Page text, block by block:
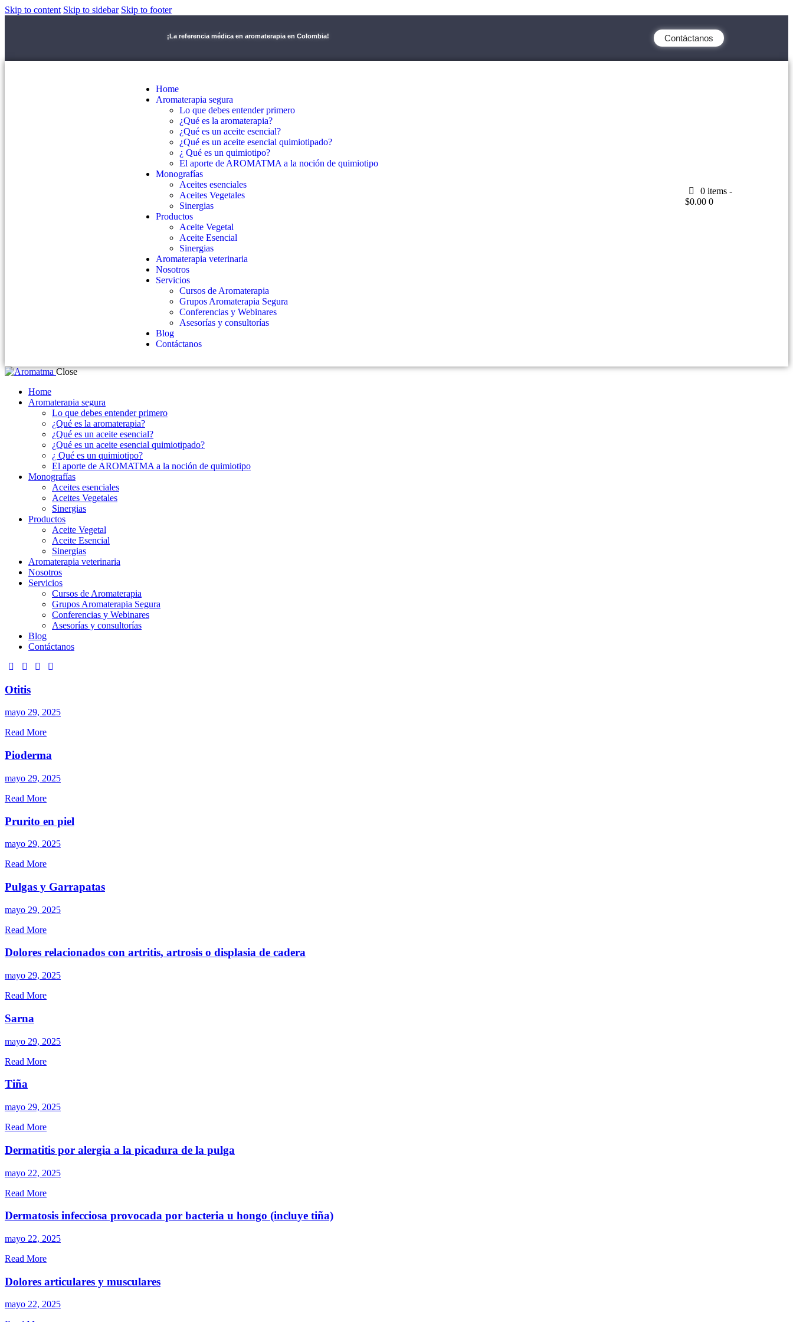
Skip to content Skip to sidebar Skip to footer
¡La referencia médica en aromaterapia en Colombia! Contáctanos
Home
Aromaterapia segura
Lo que debes entender primero
¿Qué es la aromaterapia?
¿Qué es un aceite esencial?
¿Qué es un aceite esencial quimiotipado?
¿ Qué es un quimiotipo?
El aporte de AROMATMA a la noción de quimiotipo
Monografías
Aceites esenciales
Aceites Vegetales
Sinergias
Productos
Aceite Vegetal
Aceite Esencial
Sinergias
Aromaterapia veterinaria
Nosotros
Servicios
Cursos de Aromaterapia
Grupos Aromaterapia Segura
Conferencias y Webinares
Asesorías y consultorías
Blog
Contáctanos
0 items-
$0.00 0
Close
Home
Aromaterapia segura
Lo que debes entender primero
¿Qué es la aromaterapia?
¿Qué es un aceite esencial?
¿Qué es un aceite esencial quimiotipado?
¿ Qué es un quimiotipo?
El aporte de AROMATMA a la noción de quimiotipo
Monografías
Aceites esenciales
Aceites Vegetales
Sinergias
Productos
Aceite Vegetal
Aceite Esencial
Sinergias
Aromaterapia veterinaria
Nosotros
Servicios
Cursos de Aromaterapia
Grupos Aromaterapia Segura
Conferencias y Webinares
Asesorías y consultorías
Blog
Contáctanos
Otitis
mayo 29, 2025
Read More
Pioderma
mayo 29, 2025
Read More
Prurito en piel
mayo 29, 2025
Read More
Pulgas y Garrapatas
mayo 29, 2025
Read More
Dolores relacionados con artritis, artrosis o displasia de cadera
mayo 29, 2025
Read More
Sarna
mayo 29, 2025
Read More
Tiña
mayo 29, 2025
Read More
Dermatitis por alergia a la picadura de la pulga
mayo 22, 2025
Read More
Dermatosis infecciosa provocada por bacteria u hongo (incluye tiña)
mayo 22, 2025
Read More
Dolores articulares y musculares
mayo 22, 2025